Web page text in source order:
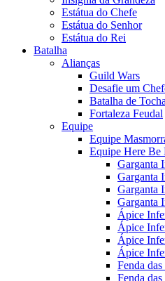
Estátua do Chefe
Estátua do Senhor
Estátua do Rei
Batalha
Alianças
Guild Wars
Desafie um
Batalha de Tocha
Fortaleza Feudal
Equipe
Equipe
Equipe Here Be
Garganta
Garganta
Garganta
Garganta
Ápice
Ápice
Ápice
Ápice
Fenda
Fenda